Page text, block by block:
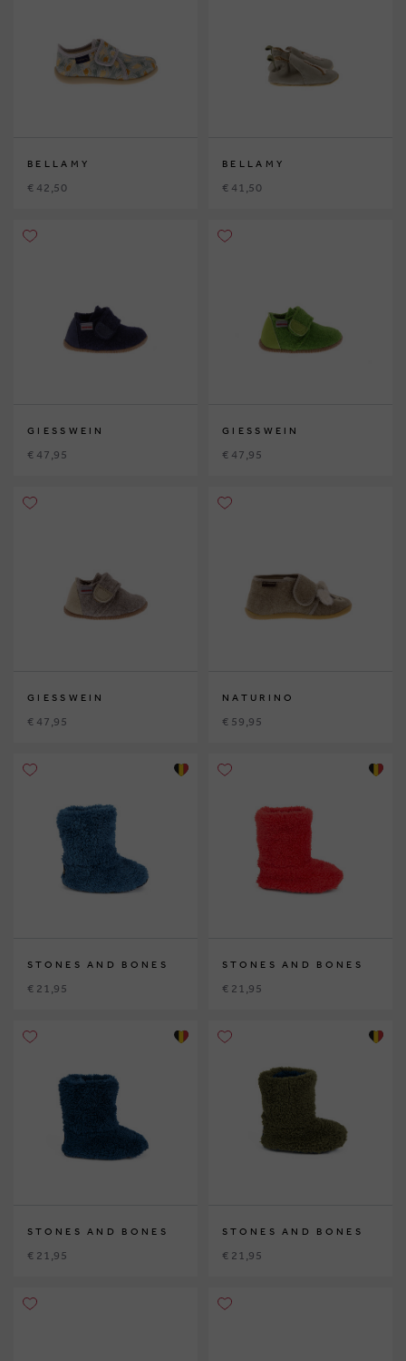
BELLAMY
€ 42,50
BELLAMY
€ 41,50
GIESSWEIN
€ 47,95
GIESSWEIN
€ 47,95
GIESSWEIN
€ 47,95
NATURINO
€ 59,95
STONES AND BONES
€ 21,95
STONES AND BONES
€ 21,95
STONES AND BONES
€ 21,95
STONES AND BONES
€ 21,95